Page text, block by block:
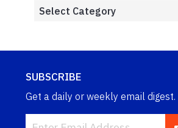
SUBSCRIBE
Get a daily or weekly email digest.